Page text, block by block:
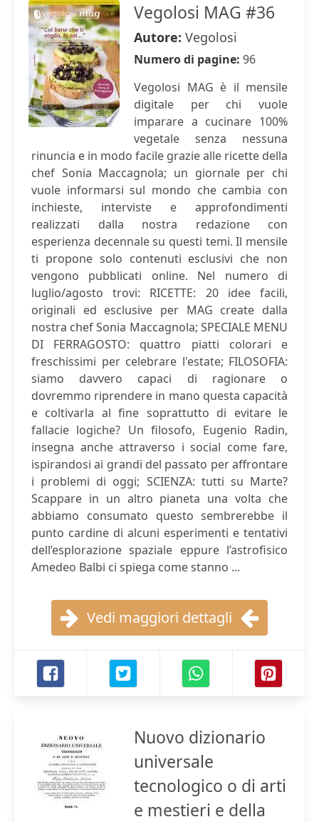
Vegolosi MAG #36
Autore: Vegolosi
Numero di pagine: 96
Vegolosi MAG è il mensile
digitale per chi vuole
imparare a cucinare 100%
vegetale senza nessuna
rinuncia e in modo facile grazie alle ricette della
chef Sonia Maccagnola; un giornale per chi
vuole informarsi sul mondo che cambia con
inchieste, interviste e approfondimenti
realizzati dalla nostra redazione con
esperienza decennale su questi temi. Il mensile
ti propone solo contenuti esclusivi che non
vengono pubblicati online. Nel numero di
luglio/agosto trovi: RICETTE: 20 idee facili,
originali ed esclusive per MAG create dalla
nostra chef Sonia Maccagnola; SPECIALE MENU
DI FERRAGOSTO: quattro piatti colorari e
freschissimi per celebrare l'estate; FILOSOFIA:
siamo davvero capaci di ragionare o
dovremmo riprendere in mano questa capacità
e coltivarla al fine soprattutto di evitare le
fallacie logiche? Un filosofo, Eugenio Radin,
insegna anche attraverso i social come fare,
ispirandosi ai grandi del passato per affrontare
i problemi di oggi; SCIENZA: tutti su Marte?
Scappare in un altro pianeta una volta che
abbiamo consumato questo sembrerebbe il
punto cardine di alcuni esperimenti e tentativi
dell’esplorazione spaziale eppure l’astrofisico
Amedeo Balbi ci spiega come stanno ...
Vedi maggiori dettagli
Nuovo dizionario
universale
tecnologico o di arti
e mestieri e della